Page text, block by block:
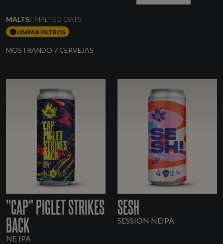
MALTS: MALTED OATS
LIMPAR FILTROS
MOSTRANDO 7 CERVEJAS
"CAP" PIGLET STRIKES
BACK
NE IPA
SESH
SESSION NEIPA